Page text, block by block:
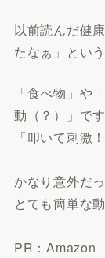
以前読んだ健
たなぁ」とい
「食べ物」や
動（？）」で
「叩いて刺激
かなり意外だ
とても簡単な
PR：Amazon